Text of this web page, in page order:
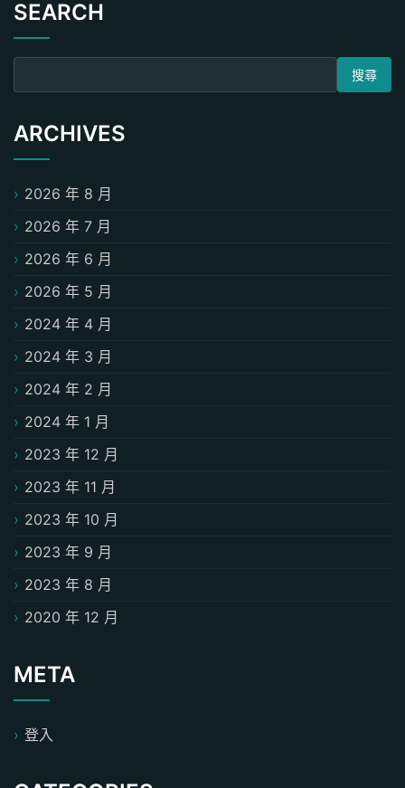
SEARCH
搜尋關鍵字:
ARCHIVES
2026 年 8 月
2026 年 7 月
2026 年 6 月
2026 年 5 月
2024 年 4 月
2024 年 3 月
2024 年 2 月
2024 年 1 月
2023 年 12 月
2023 年 11 月
2023 年 10 月
2023 年 9 月
2023 年 8 月
2020 年 12 月
META
登入